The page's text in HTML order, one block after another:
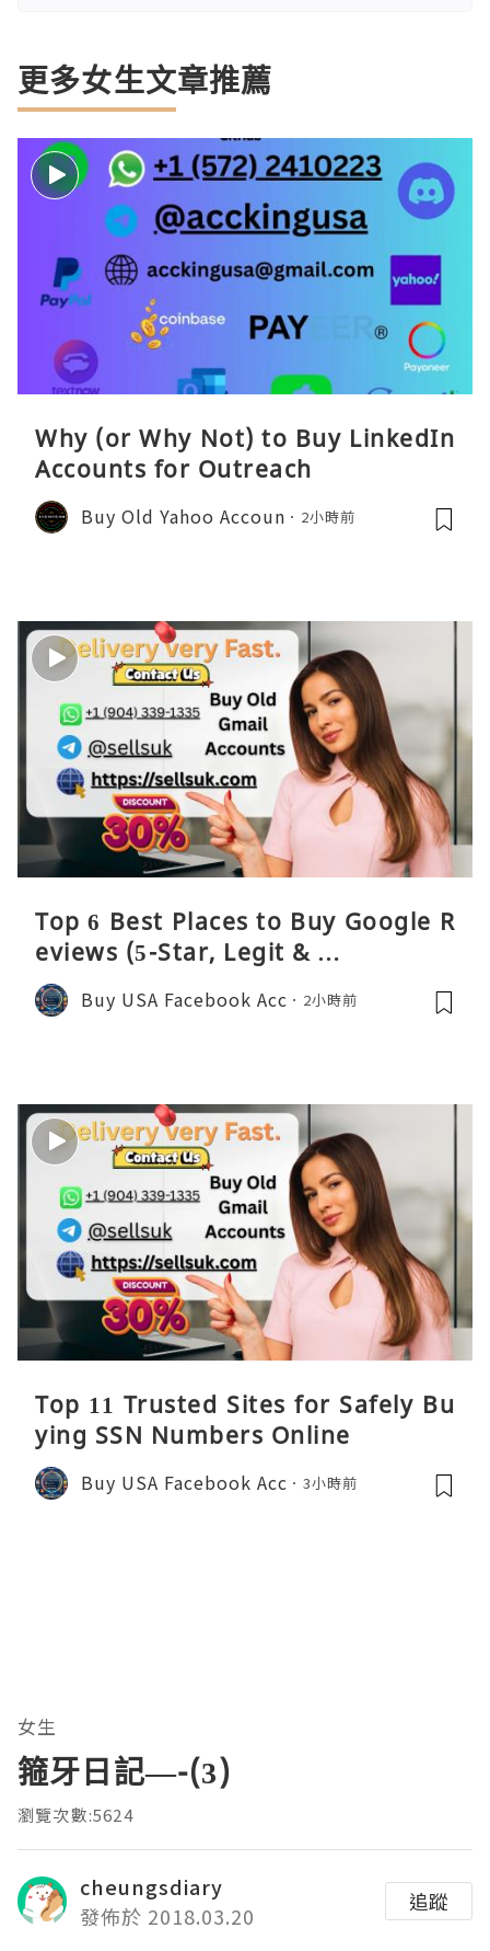
更多女生文章推薦
Why (or Why Not) to Buy LinkedIn
Accounts for Outreach
Buy Old Yahoo Accoun 2小時前
Top 6 Best Places to Buy Google R
eviews (5-Star, Legit & …
Buy USA Facebook Acc 2小時前
Top 11 Trusted Sites for Safely Bu
ying SSN Numbers Online
Buy USA Facebook Acc 3小時前
女生
箍牙日記—-(3)
瀏覽次數:5624
cheungsdiary
發佈於 2018.03.20
追蹤